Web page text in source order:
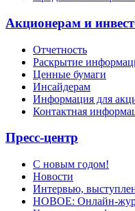
Акционерам и
Отчетность
Раскрытие
Ценные бумаги
Инсайдерам
Информация для
Контактная
Пресс-центр
С новым годом!
Новости
Интервью,
НОВОЕ: Онлайн-